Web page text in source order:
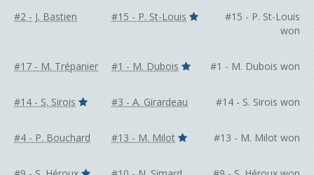
#2 - J. Bastien #15 - P. St-Louis
#15 - P. St-Louis
won
#17 - M. Trépanier #1 - M. Dubois #1 - M. Dubois won
#14 - S. Sirois #3 - A. Girardeau #14 - S. Sirois won
#4 - P. Bouchard #13 - M. Milot #13 - M. Milot won